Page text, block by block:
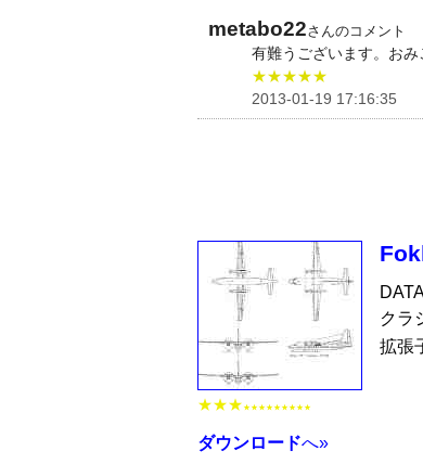
metabo22さんのコメント
有難うございます。おみ
★★★★★
2013-01-19 17:16:35
★★★ ★★★★★★★★★
ダウンロードへ»
クラ
拡張